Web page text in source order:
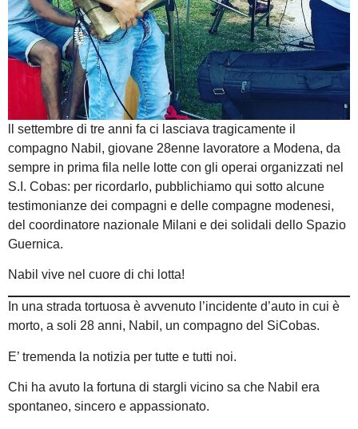
ll settembre di tre anni fa ci lasciava tragicamente il
compagno Nabil, giovane 28enne lavoratore a Modena, da
sempre in prima fila nelle lotte con gli operai organizzati nel
S.I. Cobas: per ricordarlo, pubblichiamo qui sotto alcune
testimonianze dei compagni e delle compagne modenesi,
del coordinatore nazionale Milani e dei solidali dello Spazio
Guernica.
Nabil vive nel cuore di chi lotta!
In una strada tortuosa è avvenuto l’incidente d’auto in cui è
morto, a soli 28 anni, Nabil, un compagno del SiCobas.
E’ tremenda la notizia per tutte e tutti noi.
Chi ha avuto la fortuna di stargli vicino sa che Nabil era
spontaneo, sincero e appassionato.